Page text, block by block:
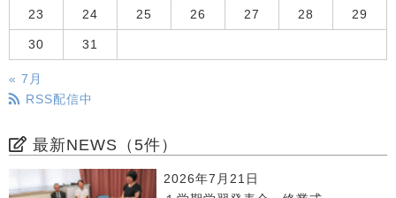
23 24 25 26 27 28 29
30 31
« 7月
RSS配信中
最新NEWS（5件）
2026年7月21日